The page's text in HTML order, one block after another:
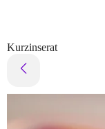
Kurzinserat